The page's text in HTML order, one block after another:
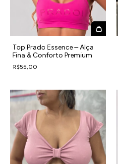
Top Prado Essence – Alça
Fina & Conforto Premium
R$55,00